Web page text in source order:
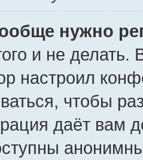
нужно
и не делать.
настроил
чтобы
даёт вам